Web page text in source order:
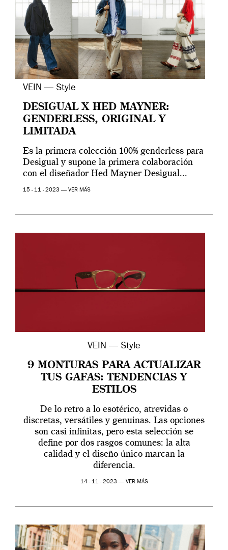
VEIN — Style
DESIGUAL X HED MAYNER:
GENDERLESS, ORIGINAL Y
LIMITADA
Es la primera colección 100% genderless para
Desigual y supone la primera colaboración
con el diseñador Hed Mayner Desigual...
15 - 11 - 2023 — VER MÁS
VEIN — Style
9 MONTURAS PARA ACTUALIZAR
TUS GAFAS: TENDENCIAS Y
ESTILOS
De lo retro a lo esotérico, atrevidas o
discretas, versátiles y genuinas. Las opciones
son casi infinitas, pero esta selección se
define por dos rasgos comunes: la alta
calidad y el diseño único marcan la
diferencia.
14 - 11 - 2023 — VER MÁS